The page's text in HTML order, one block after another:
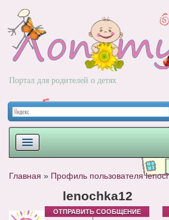
Портал для родителей о детях
НОВОРОЖДЕННЫЙ
Главная » Профиль пользователя
lenochka12
ОТПРАВИТЬ СООБЩЕНИЕ